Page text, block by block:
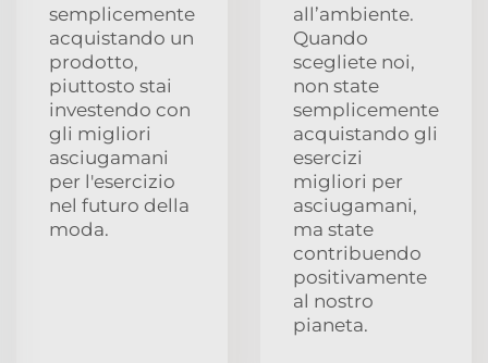
semplicemente
acquistando un
prodotto,
piuttosto stai
investendo con
gli migliori
asciugamani
per l'esercizio
nel futuro della
moda.
all’ambiente.
Quando
scegliete noi,
non state
semplicemente
acquistando gli
esercizi
migliori per
asciugamani,
ma state
contribuendo
positivamente
al nostro
pianeta.